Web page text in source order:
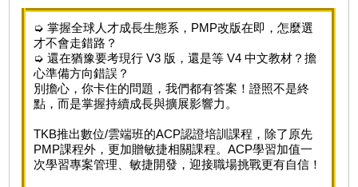
➭ 掌握全球人才成長生態系，PMP改版在即，怎麼選
才不會走錯路？
➭ 還在猶豫要考現行 V3 版，還是等 V4 中文教材？擔
心準備方向錯誤？
別擔心，你卡住的問題，我們都有答案！證照不是終
點，而是掌握持續成長與擴展影響力。
TKB推出數位/雲端班的ACP認證培訓課程，除了原先
PMP課程外，更加贈敏捷相關課程。ACP學習加值一
次學習專案管理、敏捷開發，迎接職場挑戰更有自信！